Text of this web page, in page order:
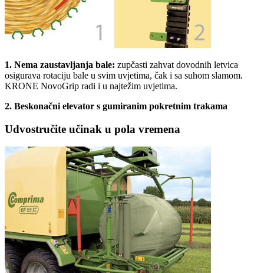
1. Nema zaustavljanja bale: zupčasti zahvat dovodnih letvica
osigurava rotaciju bale u svim uvjetima, čak i sa suhom slamom.
KRONE NovoGrip radi i u najtežim uvjetima.
2. Beskonačni elevator s gumiranim pokretnim trakama
Udvostručite učinak u pola vremena